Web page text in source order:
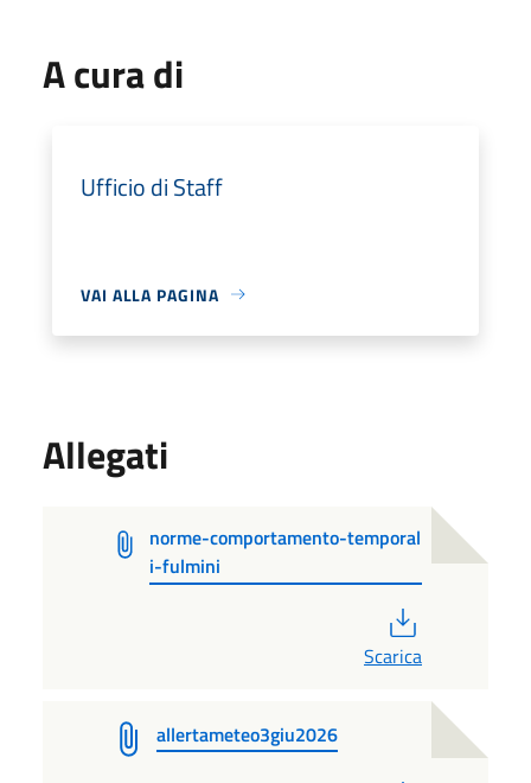
A cura di
Ufficio di Staff
VAI ALLA PAGINA
Allegati
norme-comportamento-temporal
i-fulmini
Scarica
allertameteo3giu2026